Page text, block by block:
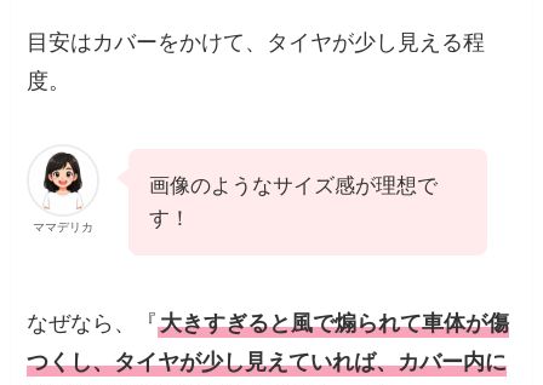
目安はカバーをかけて、タイヤが少し見える程
度。
ママデリカ
画像のようなサイズ感が理想で
す！
なぜなら、『大きすぎると風で煽られて車体が傷
つくし、タイヤが少し見えていれば、カバー内に